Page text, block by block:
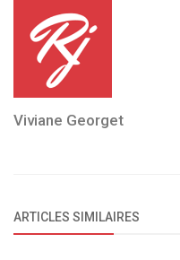
Viviane Georget
ARTICLES SIMILAIRES